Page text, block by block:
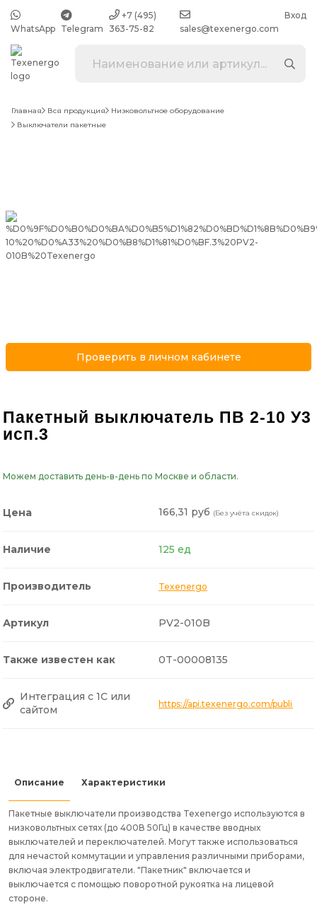
WhatsApp Telegram
+7 (495)
363-75-82
sales@texenergo.com
Вход
Главная Вся продукция
Низковольтное оборудование
Выключатели пакетные
Проверить в личном кабинете
Пакетный выключатель ПВ 2-10 У3
исп.3
Можем доставить день-в-день по Москве и области.
Цена 166,31 руб (Без учёта скидок)
Наличие 125 ед
Производитель Texenergo
Артикул PV2-010B
Также известен как 0T-00008135
Интеграция с 1С или
сайтом
https://api.texenergo.com/public/
Описание Характеристики
Пакетные выключатели производства Texenergo используются в
низковольтных сетях (до 400В 50Гц) в качестве вводных
выключателей и переключателей. Могут также использоваться
для нечастой коммутации и управления различными приборами,
включая электродвигатели. "Пакетник" включается и
выключается с помощью поворотной рукоятка на лицевой
стороне.